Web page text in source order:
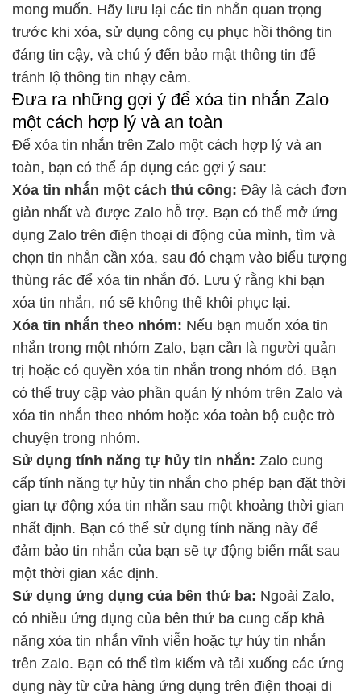
mong muốn. Hãy lưu lại các tin nhắn quan trọng
trước khi xóa, sử dụng công cụ phục hồi thông tin
đáng tin cậy, và chú ý đến bảo mật thông tin để
tránh lộ thông tin nhạy cảm.
Đưa ra những gợi ý để xóa tin nhắn Zalo
một cách hợp lý và an toàn
Để xóa tin nhắn trên Zalo một cách hợp lý và an
toàn, bạn có thể áp dụng các gợi ý sau:
Xóa tin nhắn một cách thủ công: Đây là cách đơn
giản nhất và được Zalo hỗ trợ. Bạn có thể mở ứng
dụng Zalo trên điện thoại di động của mình, tìm và
chọn tin nhắn cần xóa, sau đó chạm vào biểu tượng
thùng rác để xóa tin nhắn đó. Lưu ý rằng khi bạn
xóa tin nhắn, nó sẽ không thể khôi phục lại.
Xóa tin nhắn theo nhóm: Nếu bạn muốn xóa tin
nhắn trong một nhóm Zalo, bạn cần là người quản
trị hoặc có quyền xóa tin nhắn trong nhóm đó. Bạn
có thể truy cập vào phần quản lý nhóm trên Zalo và
xóa tin nhắn theo nhóm hoặc xóa toàn bộ cuộc trò
chuyện trong nhóm.
Sử dụng tính năng tự hủy tin nhắn: Zalo cung
cấp tính năng tự hủy tin nhắn cho phép bạn đặt thời
gian tự động xóa tin nhắn sau một khoảng thời gian
nhất định. Bạn có thể sử dụng tính năng này để
đảm bảo tin nhắn của bạn sẽ tự động biến mất sau
một thời gian xác định.
Sử dụng ứng dụng của bên thứ ba: Ngoài Zalo,
có nhiều ứng dụng của bên thứ ba cung cấp khả
năng xóa tin nhắn vĩnh viễn hoặc tự hủy tin nhắn
trên Zalo. Bạn có thể tìm kiếm và tải xuống các ứng
dụng này từ cửa hàng ứng dụng trên điện thoại di